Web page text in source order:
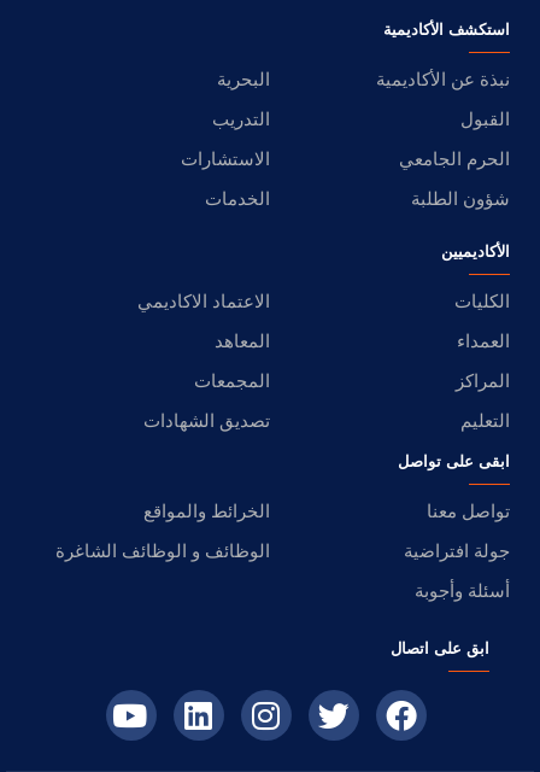
استكشف الأكاديمية
نبذة عن الأكاديمية
البحرية
القبول
التدريب
الحرم الجامعي
الاستشارات
شؤون الطلبة
الخدمات
الأكاديميين
الكليات
الاعتماد الاكاديمي
العمداء
المعاهد
المراكز
المجمعات
التعليم
تصديق الشهادات
ابقى على تواصل
تواصل معنا
الخرائط والمواقع
جولة افتراضية
الوظائف و الوظائف الشاغرة
أسئلة وأجوبة
ابق على اتصال